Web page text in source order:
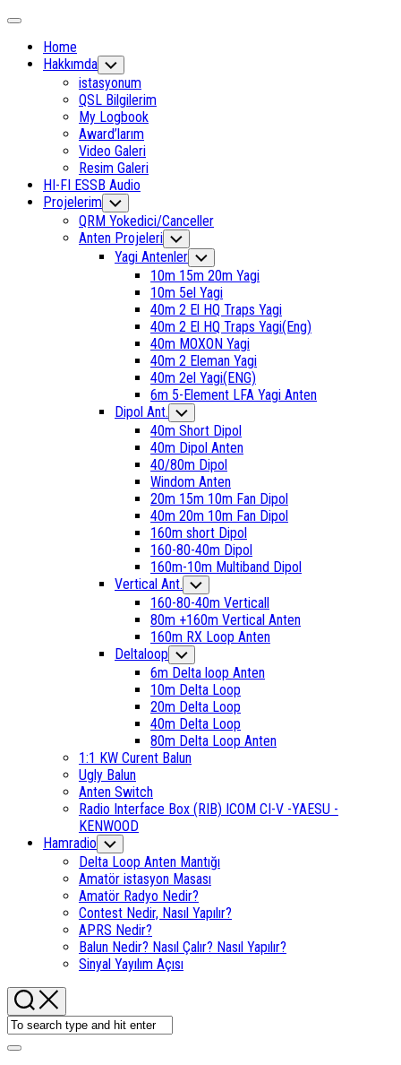
Skip
content
Expand
Home
Hakkımda Toggle
Child
Menu
istasyonum
QSL Bilgilerim
My Logbook
Award’larım
Video Galeri
Resim Galeri
HI-FI ESSB Audio
Current
Page
Parent
Projelerim Toggle
Child
Menu
QRM Yokedici/Canceller
Current
Page
Anten Projeleri Toggle
Child
Menu
Yagi Antenler Toggle
Child
Menu
10m 15m 20m Yagi
10m 5el Yagi
40m 2 El HQ Traps Yagi
40m 2 El HQ Traps Yagi(Eng)
40m MOXON Yagi
40m 2 Eleman Yagi
40m 2el Yagi(ENG)
6m 5-Element LFA Yagi Anten
Dipol Ant. Toggle
Child
Menu
40m Short Dipol
40m Dipol Anten
40/80m Dipol
Windom Anten
20m 15m 10m Fan Dipol
40m 20m 10m Fan Dipol
160m short Dipol
160-80-40m Dipol
160m-10m Multiband Dipol
Current
Page
Parent
Vertical Ant. Toggle
Child
Menu
160-80-40m Verticall
80m +160m Vertical Anten
Current
Page:
160m RX Loop Anten
Deltaloop Toggle
Child
Menu
6m Delta loop Anten
10m Delta Loop
20m Delta Loop
40m Delta Loop
80m Delta Loop Anten
1:1 KW Curent Balun
Ugly Balun
Anten Switch
Radio Interface Box (RIB) ICOM CI-V -YAESU -
KENWOOD
Hamradio Toggle
Child
Menu
Delta Loop Anten Mantığı
Amatör istasyon Masası
Amatör Radyo Nedir?
Contest Nedir, Nasıl Yapılır?
APRS Nedir?
Balun Nedir? Nasıl Çalır? Nasıl Yapılır?
Sinyal Yayılım Açısı
Expand